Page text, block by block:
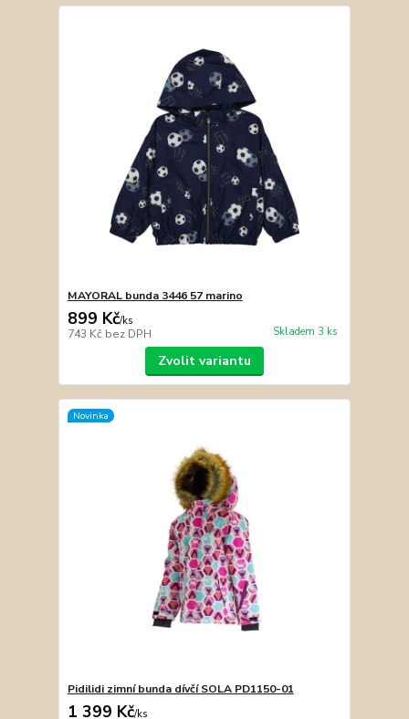
MAYORAL bunda 3446 57 marino
899 Kč/ks
743 Kč bez DPH Skladem 3 ks
Zvolit variantu
Novinka
Pidilidi zimní bunda dívčí SOLA PD1150-01
1 399 Kč/ks